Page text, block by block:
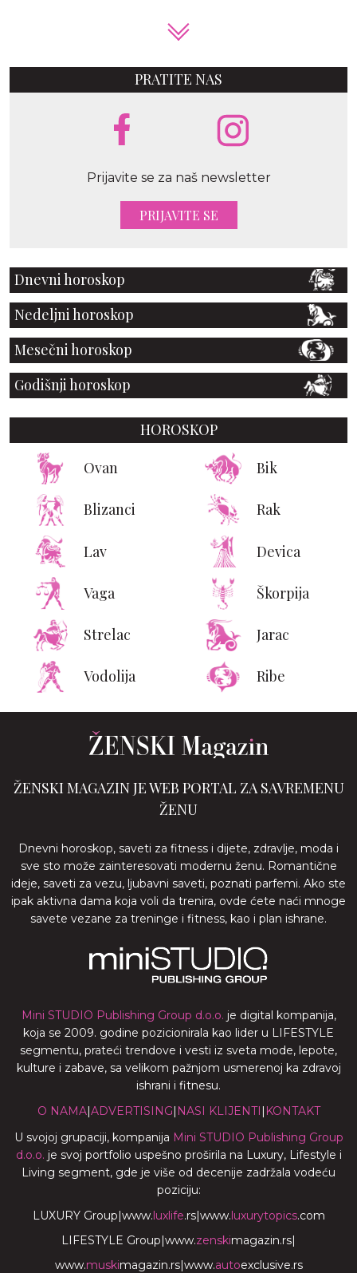
PRATITE NAS
Prijavite se za naš newsletter
PRIJAVITE SE
Dnevni horoskop
Nedeljni horoskop
Mesečni horoskop
Godišnji horoskop
HOROSKOP
Ovan Bik
Blizanci Rak
Lav Devica
Vaga Škorpija
Strelac Jarac
Vodolija Ribe
ŽENSKI MAGAZIN JE WEB PORTAL ZA SAVREMENU
ŽENU
Dnevni horoskop, saveti za fitness i dijete, zdravlje, moda i
sve sto može zainteresovati modernu ženu. Romantične
ideje, saveti za vezu, ljubavni saveti, poznati parfemi. Ako ste
ipak aktivna dama koja voli da trenira, ovde ćete naći mnoge
savete vezane za treninge i fitness, kao i plan ishrane.
Mini STUDIO Publishing Group d.o.o. je digital kompanija,
koja se 2009. godine pozicionirala kao lider u LIFESTYLE
segmentu, prateći trendove i vesti iz sveta mode, lepote,
kulture i zabave, sa velikom pažnjom usmerenoj ka zdravoj
ishrani i fitnesu.
O NAMA|ADVERTISING| NASI KLIJENTI | KONTAKT
U svojoj grupaciji, kompanija Mini STUDIO Publishing Group
d.o.o. je svoj portfolio uspešno proširila na Luxury, Lifestyle i
Living segment, gde je više od decenije zadržala vodeću
poziciju:
LUXURY Group|www.luxlife.rs|www.luxurytopics.com
LIFESTYLE Group|www.zenskimagazin.rs|
www.muskimagazin.rs|www.autoexclusive.rs